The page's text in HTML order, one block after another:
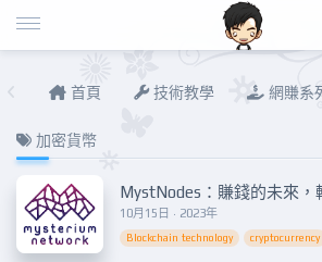
首頁 技術教學 網賺系
加密貨幣
10月15日 · 2023年
MystNodes：賺錢的未來，
Blockchain technology cryptocurrency